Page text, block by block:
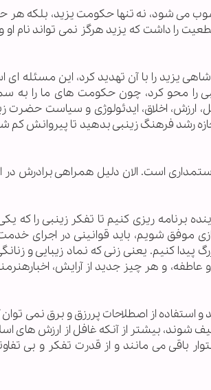
می شود، نه تنها حکومت یزید، بلکه هر
را داشت که یزید هرگز نمی تواند نام او
یزید را با آن تهدید کرد، این مسئله
را محو کرد، چون حکومت های ما را
ارزش، اخلاق، ایدئولوژی و سیاست حضرت
رشد فرهنگ زینبی بدهید تا پیروانش کم
است. الان دلیل همراهی برادرش در
برنامه ریزی کنیم تا تفکر زینبی را که
موفق شویم، باید قوانینی در اجرای
پیدا کنیم. یعنی زنی که نماد زیبایی و
و هر چیز جدید از آرایش،
و استفاده از اصطلاحات پررزق و برق نمی توان
شوند، بیشتر از آنکه غافل از ارزش های
باقی می مانند و از قدرت تفکر و بی